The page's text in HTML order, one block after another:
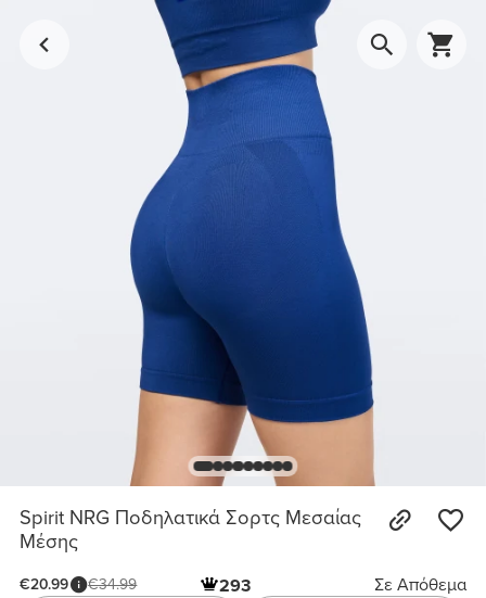
Spirit NRG Ποδηλατικά Σορτς Μεσαίας
Μέσης
€20.99 €34.99 293
Σε Απόθεμα